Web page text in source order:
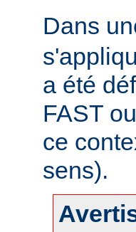
Dans
a été
FAST
ce
sens).